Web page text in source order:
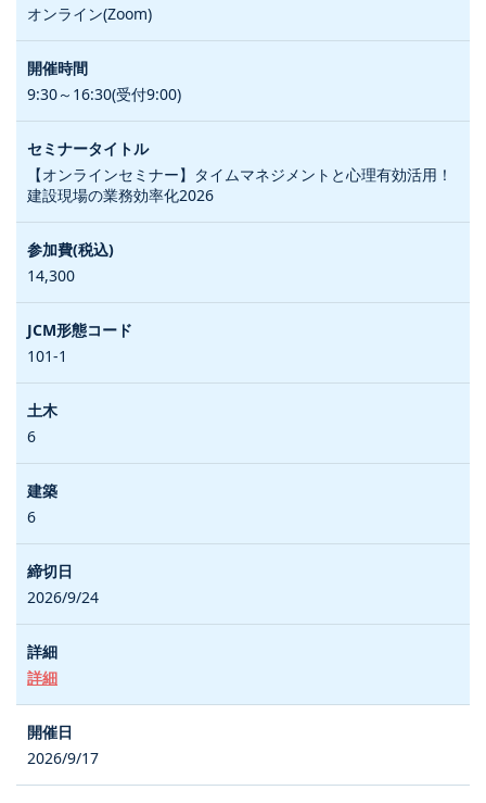
オンライン(Zoom)
9:30～16:30(受付9:00)
【オンラインセミナー】タイムマネジメントと心理有効活用！
建設現場の業務効率化2026
14,300
101-1
6
6
2026/9/24
詳細
2026/9/17